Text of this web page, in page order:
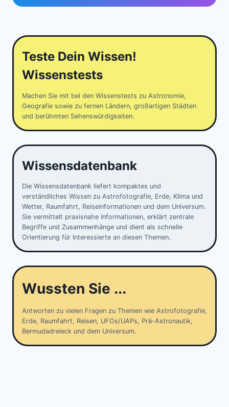
Teste Dein Wissen!
Wissenstests
Machen Sie mit bei den Wissenstests zu Astronomie,
Geografie sowie zu fernen Ländern, großartigen Städten
und berühmten Sehenswürdigkeiten.
Wissensdatenbank
Die Wissensdatenbank liefert kompaktes und
verständliches Wissen zu Astrofotografie, Erde, Klima und
Wetter, Raumfahrt, Reiseinformationen und dem Universum.
Sie vermittelt praxisnahe Informationen, erklärt zentrale
Begriffe und Zusammenhänge und dient als schnelle
Orientierung für Interessierte an diesen Themen.
Wussten Sie ...
Antworten zu vielen Fragen zu Themen wie Astrofotografie,
Erde, Raumfahrt, Reisen, UFOs/UAPs, Prä-Astronautik,
Bermudadreieck und dem Universum.